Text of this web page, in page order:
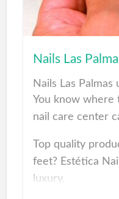
Nails Las
Nails Las Palmas
You know where
nail care center
Top quality
feet? Estética
luxury.